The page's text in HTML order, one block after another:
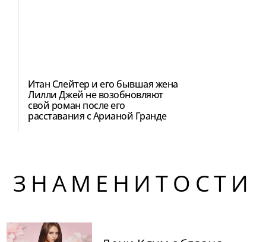
Итан Слейтер и его бывшая жена
Лилли Джей не возобновляют
свой роман после его
расставания с Арианой Гранде
ЗНАМЕНИТОСТИ